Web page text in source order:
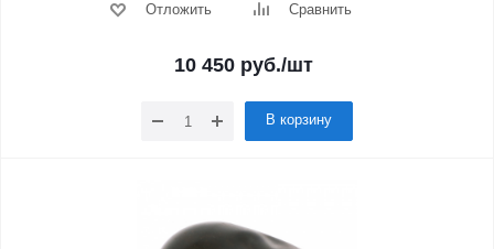
Отложить Сравнить
10 450руб./шт
В корзину